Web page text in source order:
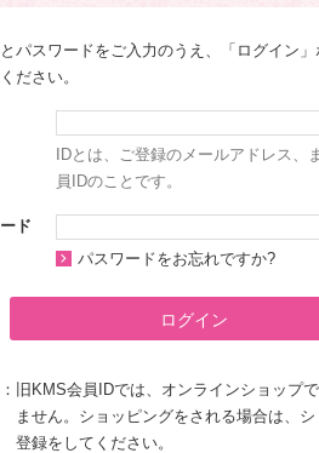
パスワードをご入力のうえ、「ログイン」
ださい。
IDとは、ご登録のメールアドレス、
員IDのことです。
ド
パスワードをお忘れですか?
ログイン
旧KMS会員IDでは、オンラインショップ
ません。ショッピングをされる場合は、
登録をしてください。